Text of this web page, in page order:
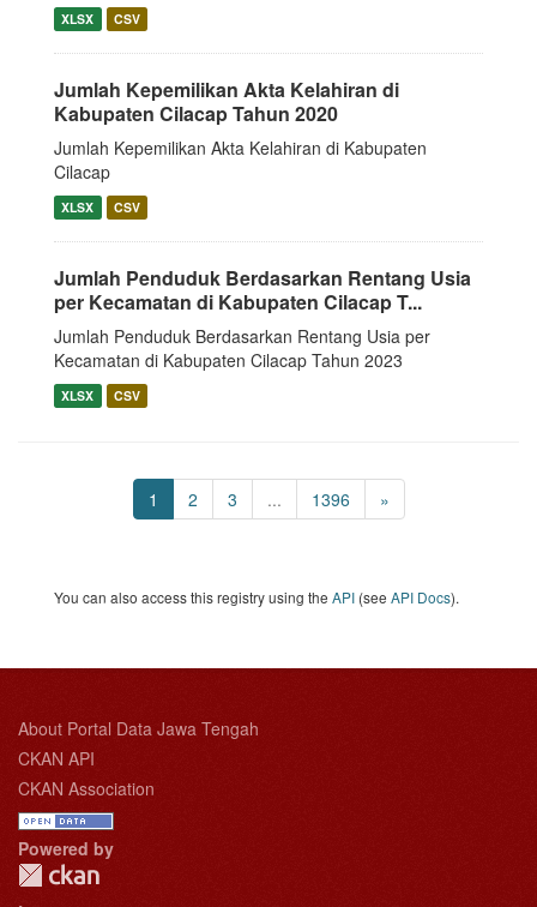
XLSX CSV
Jumlah Kepemilikan Akta Kelahiran di
Kabupaten Cilacap Tahun 2020
Jumlah Kepemilikan Akta Kelahiran di Kabupaten
Cilacap
XLSX CSV
Jumlah Penduduk Berdasarkan Rentang Usia
per Kecamatan di Kabupaten Cilacap T...
Jumlah Penduduk Berdasarkan Rentang Usia per
Kecamatan di Kabupaten Cilacap Tahun 2023
XLSX CSV
1 2 3 ... 1396 »
You can also access this registry using the API (see API Docs).
About Portal Data Jawa Tengah
CKAN API
CKAN Association
Powered by